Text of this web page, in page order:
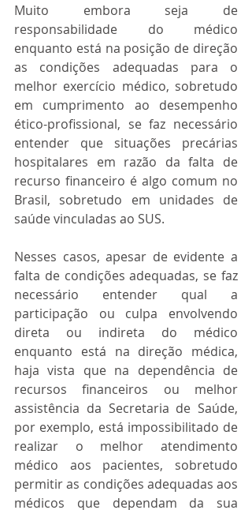
Muito embora seja de
responsabilidade do médico
enquanto está na posição de direção
as condições adequadas para o
melhor exercício médico, sobretudo
em cumprimento ao desempenho
ético-profissional, se faz necessário
entender que situações precárias
hospitalares em razão da falta de
recurso financeiro é algo comum no
Brasil, sobretudo em unidades de
saúde vinculadas ao SUS.
Nesses casos, apesar de evidente a
falta de condições adequadas, se faz
necessário entender qual a
participação ou culpa envolvendo
direta ou indireta do médico
enquanto está na direção médica,
haja vista que na dependência de
recursos financeiros ou melhor
assistência da Secretaria de Saúde,
por exemplo, está impossibilitado de
realizar o melhor atendimento
médico aos pacientes, sobretudo
permitir as condições adequadas aos
médicos que dependam da sua